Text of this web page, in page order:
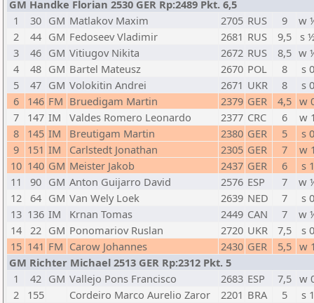
GM Handke Florian 2530 GER Rp:2489 Pkt. 6,5
1
30 GM Matlakov Maxim 2705 RUS 9
w
2
44 GM Fedoseev Vladimir 2681 RUS 9,5
s
3
46 GM Vitiugov Nikita 2672 RUS 8,5 w
4
48 GM Bartel Mateusz 2670 POL 8
s 0
5
47 GM Volokitin Andrei 2671 UKR 8
s 0
6
146 FM Bruedigam Martin 2379 GER 4,5 w
7
147 IM Valdes Romero Leonardo 2377 CRC 6
w
8
145 IM Breutigam Martin 2380 GER 5
s 0
9
151 IM Carlstedt Jonathan 2305 GER 7
w
10 140 GM Meister Jakob 2437 GER 6
s 1
11
90 GM Anton Guijarro David 2576 ESP 7
w
12 64 GM Van Wely Loek 2639 NED 7
s 0
13 136 IM Krnan Tomas 2449 CAN 7
w
14 22 GM Ponomariov Ruslan 2720 UKR 7,5
s 0
15 141 FM Carow Johannes 2430 GER 5,5 w
GM Richter Michael 2513 GER Rp:2312 Pkt. 5
1
42 GM Vallejo Pons Francisco 2683 ESP 7,5 w
2
155 Cordeiro Marco Aurelio Zaror 2201 BRA 5
s 1